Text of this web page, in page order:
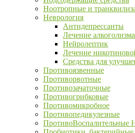
Ноотропные и
Неврология
Антидепрессанты
Лечение алкоголизма
Нейролептик
Лечение
Средства для
Противоязвенные
Противорвотные
Противозачаточные
Противогрибковые
Противомикробное
Противопедикулезные